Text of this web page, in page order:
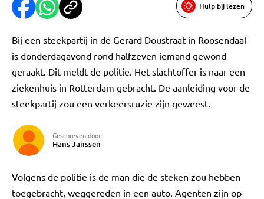
Hulp bij lezen
Bij een steekpartij in de Gerard Doustraat in Roosendaal
is donderdagavond rond halfzeven iemand gewond
geraakt. Dit meldt de politie. Het slachtoffer is naar een
ziekenhuis in Rotterdam gebracht. De aanleiding voor de
steekpartij zou een verkeersruzie zijn geweest.
Geschreven door
Hans Janssen
Volgens de politie is de man die de steken zou hebben
toegebracht, weggereden in een auto. Agenten zijn op